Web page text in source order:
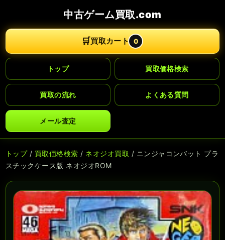
中古ゲーム買取.com
🛒買取カート 0
トップ 買取価格検索
買取の流れ よくある質問
メール査定
トップ/ 買取価格検索 / ネオジオ買取 / ニンジャコンバット プラ
スチックケース版 ネオジオROM